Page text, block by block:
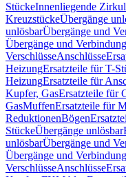
StückeInnenliegende
KreuzstückeÜbergänge
unlösbarÜbergänge und
Übergänge und
VerschlüsseAnschlüsse
HeizungErsatzteile für T-
HeizungErsatzteile für
Kupfer, GasErsatzteile für
GasMuffenErsatzteile für
ReduktionenBögen
StückeÜbergänge unlösbar
unlösbarÜbergänge und
Übergänge und
VerschlüsseAnschlüsse